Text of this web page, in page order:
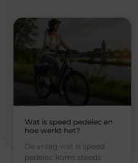
Wat is speed pedelec en
hoe werkt het?
De vraag wat is speed
pedelec komt steeds